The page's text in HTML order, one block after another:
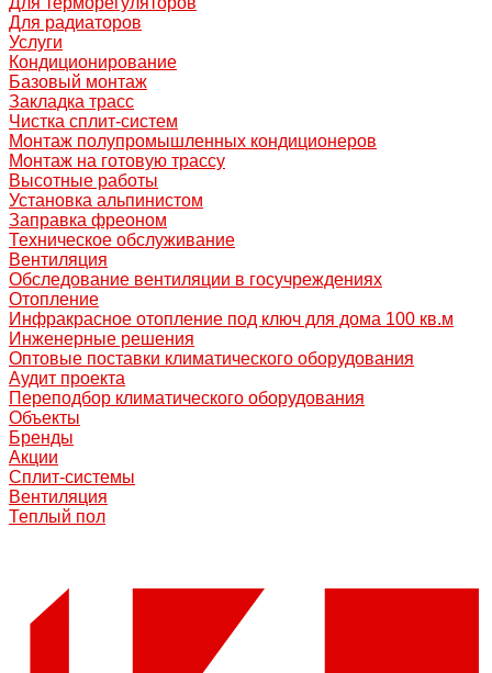
Для радиаторов
Услуги
Кондиционирование
Базовый монтаж
Закладка трасс
Чистка сплит-систем
Монтаж полупромышленных кондиционеров
Монтаж на готовую трассу
Высотные работы
Установка альпинистом
Заправка фреоном
Техническое обслуживание
Вентиляция
Обследование вентиляции в госучреждениях
Отопление
Инфракрасное отопление под ключ для дома 100 кв.м
Инженерные решения
Оптовые поставки климатического оборудования
Аудит проекта
Переподбор климатического оборудования
Объекты
Бренды
Акции
Сплит-системы
Вентиляция
Теплый пол